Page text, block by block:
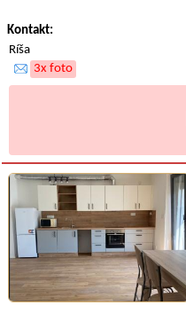
Kontakt:
Ríša
3x foto